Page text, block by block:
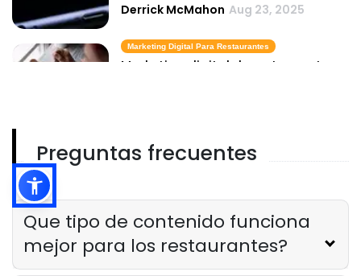
Derrick McMahon Aug 23, 2025
Marketing Digital Para Restaurantes
Marketing digital de restaurantes
Ideas De Marketing Digital
restaurante de servicio rapido
Derrick McMahon Aug 23, 2025
Preguntas frecuentes
Que tipo de contenido funciona
mejor para los restaurantes?